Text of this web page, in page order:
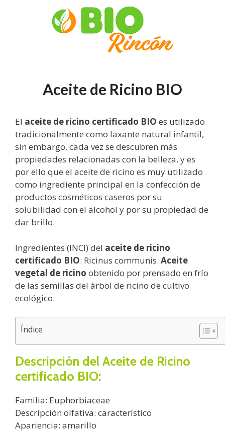
Aceite de Ricino BIO
El aceite de ricino certificado BIO es utilizado
tradicionalmente como laxante natural infantil,
sin embargo, cada vez se descubren más
propiedades relacionadas con la belleza, y es
por ello que el aceite de ricino es muy utilizado
como ingrediente principal en la confección de
productos cosméticos caseros por su
solubilidad con el alcohol y por su propiedad de
dar brillo.
Ingredientes (INCI) del aceite de ricino
certificado BIO: Ricinus communis. Aceite
vegetal de ricino obtenido por prensado en frío
de las semillas del árbol de ricino de cultivo
ecológico.
Índice
Descripción del Aceite de Ricino
certificado BIO:
Familia: Euphorbiaceae
Descripción olfativa: característico
Apariencia: amarillo